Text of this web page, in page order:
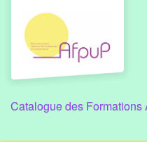
Aller au menu principal
Aller au contenu principal
Personnaliser l'interface
Catalogue des Formations